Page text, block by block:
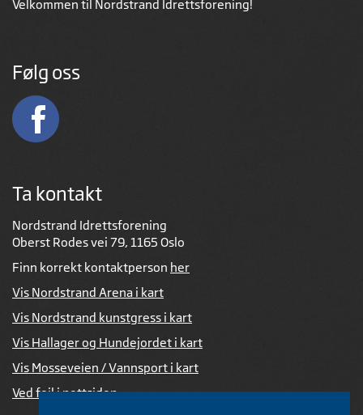
Velkommen til Nordstrand Idrettsforening!
Følg oss
Ta kontakt
Nordstrand Idrettsforening
Oberst Rodes vei 79, 1165 Oslo
Finn korrekt kontaktperson her
Vis Nordstrand Arena i kart
Vis Nordstrand kunstgress i kart
Vis Hallager og Hundejordet i kart
Vis Mosseveien / Vannsport i kart
Ved feil i nettsiden